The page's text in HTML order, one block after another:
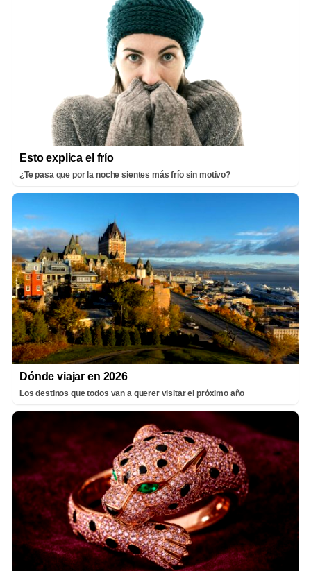
Esto explica el frío
¿Te pasa que por la noche sientes más frío sin motivo?
Dónde viajar en 2026
Los destinos que todos van a querer visitar el próximo año